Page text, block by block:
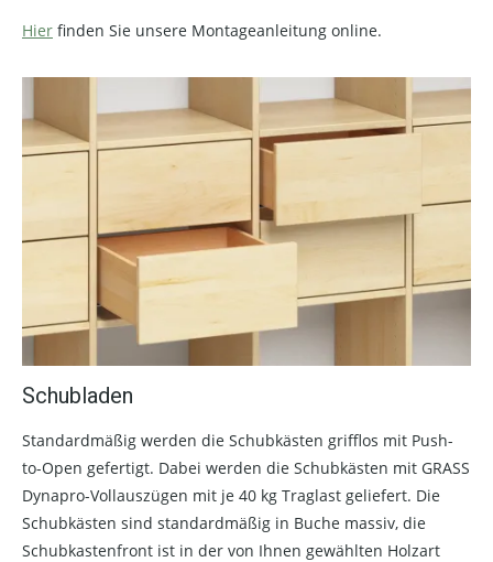
Hier finden Sie unsere Montageanleitung online.
Schubladen
Standardmäßig werden die Schubkästen grifflos mit Push-
to-Open gefertigt. Dabei werden die Schubkästen mit GRASS
Dynapro-Vollauszügen mit je 40 kg Traglast geliefert. Die
Schubkästen sind standardmäßig in Buche massiv, die
Schubkastenfront ist in der von Ihnen gewählten Holzart